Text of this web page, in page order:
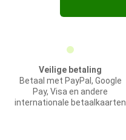
Veilige betaling
Betaal met PayPal, Google
Pay, Visa en andere
internationale betaalkaarten